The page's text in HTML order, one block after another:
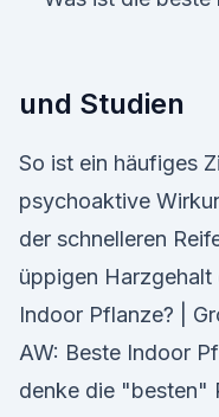
und Studien
So ist ein häufiges
psychoaktive
der schnelleren
üppigen Harzgehalt
Indoor Pflanze? |
AW: Beste Indoor
denke die "besten"